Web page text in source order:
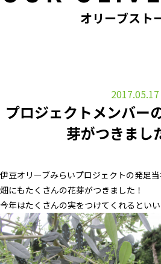
オリーブスト
2017.05.17
プロジェクトメンバー
芽がつきまし
伊豆オリーブみらいプロジェクトの発足
畑にもたくさんの花芽がつきました！
今年はたくさんの実をつけてくれるとい